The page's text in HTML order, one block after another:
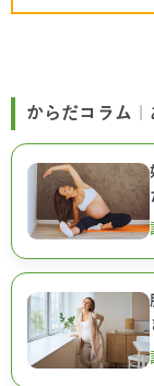
からだコラム